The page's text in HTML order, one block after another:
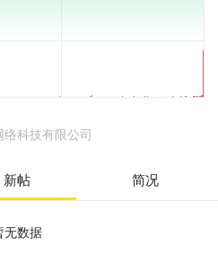
科技有限公司
新帖 简况
无数据